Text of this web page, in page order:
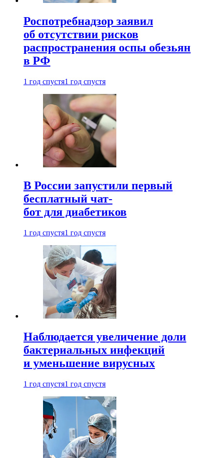
Роспотребнадзор заявил
об отсутствии рисков
распространения оспы обезьян
в РФ
1 год спустя1 год спустя
В России запустили первый
бесплатный чат-
бот для диабетиков
1 год спустя1 год спустя
Наблюдается увеличение доли
бактериальных инфекций
и уменьшение вирусных
1 год спустя1 год спустя